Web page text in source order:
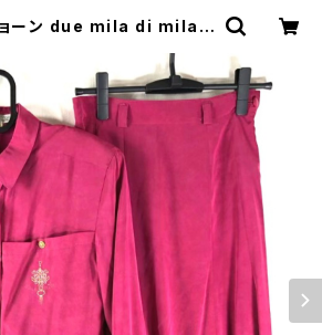
ョーン due mila di mila s
ワンポイント 赤ピンク系 4
894840 | Ethical Stor
e